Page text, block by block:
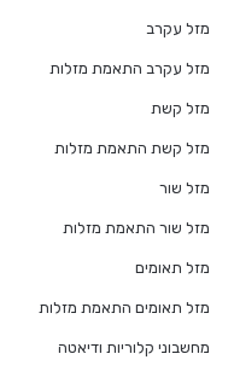
מזל עקרב
מזל עקרב התאמת מזלות
מזל קשת
מזל קשת התאמת מזלות
מזל שור
מזל שור התאמת מזלות
מזל תאומים
מזל תאומים התאמת מזלות
מחשבוני קלוריות ודיאטה